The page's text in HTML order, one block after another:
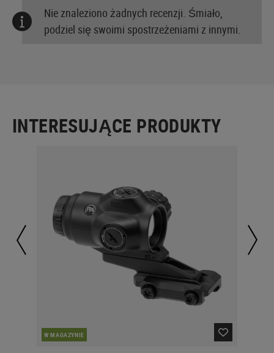
Nie znaleziono żadnych recenzji. Śmiało,
podziel się swoimi spostrzeżeniami z innymi.
INTERESUJĄCE PRODUKTY
W MAGAZYNIE